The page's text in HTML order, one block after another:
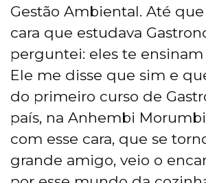
Gestão Ambiental. Até
cara que estudava
perguntei: eles te
Ele me disse que sim e
do primeiro curso de
país, na Anhembi
com esse cara, que se
grande amigo, veio o